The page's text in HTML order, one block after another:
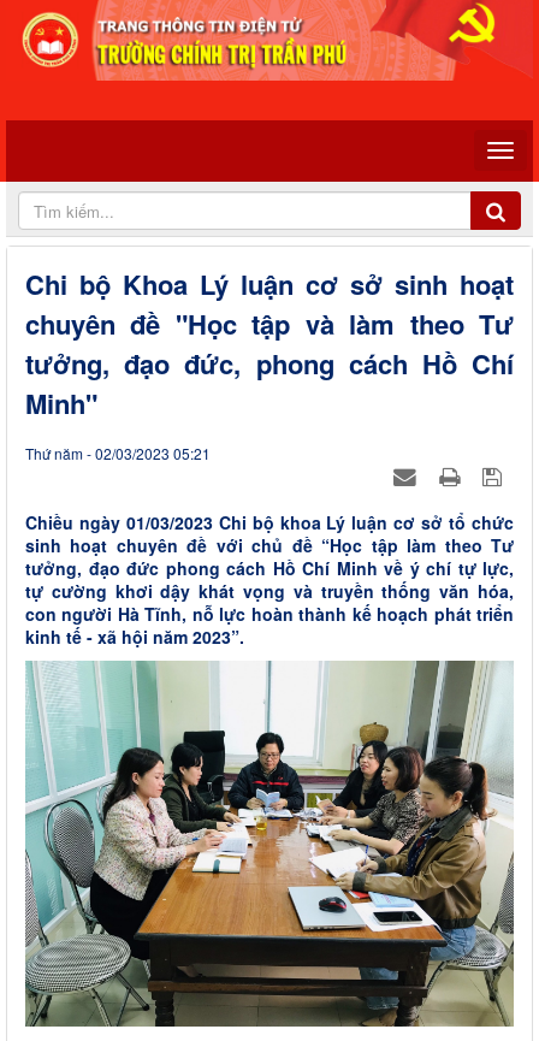
Chi bộ Khoa Lý luận cơ sở sinh hoạt
chuyên đề "Học tập và làm theo Tư
tưởng, đạo đức, phong cách Hồ Chí
Minh"
Thứ năm - 02/03/2023 05:21
Chiều ngày 01/03/2023 Chi bộ khoa Lý luận cơ sở tổ chức
sinh hoạt chuyên đề với chủ đề “Học tập làm theo Tư
tưởng, đạo đức phong cách Hồ Chí Minh về ý chí tự lực,
tự cường khơi dậy khát vọng và truyền thống văn hóa,
con người Hà Tĩnh, nỗ lực hoàn thành kế hoạch phát triển
kinh tế - xã hội năm 2023”.